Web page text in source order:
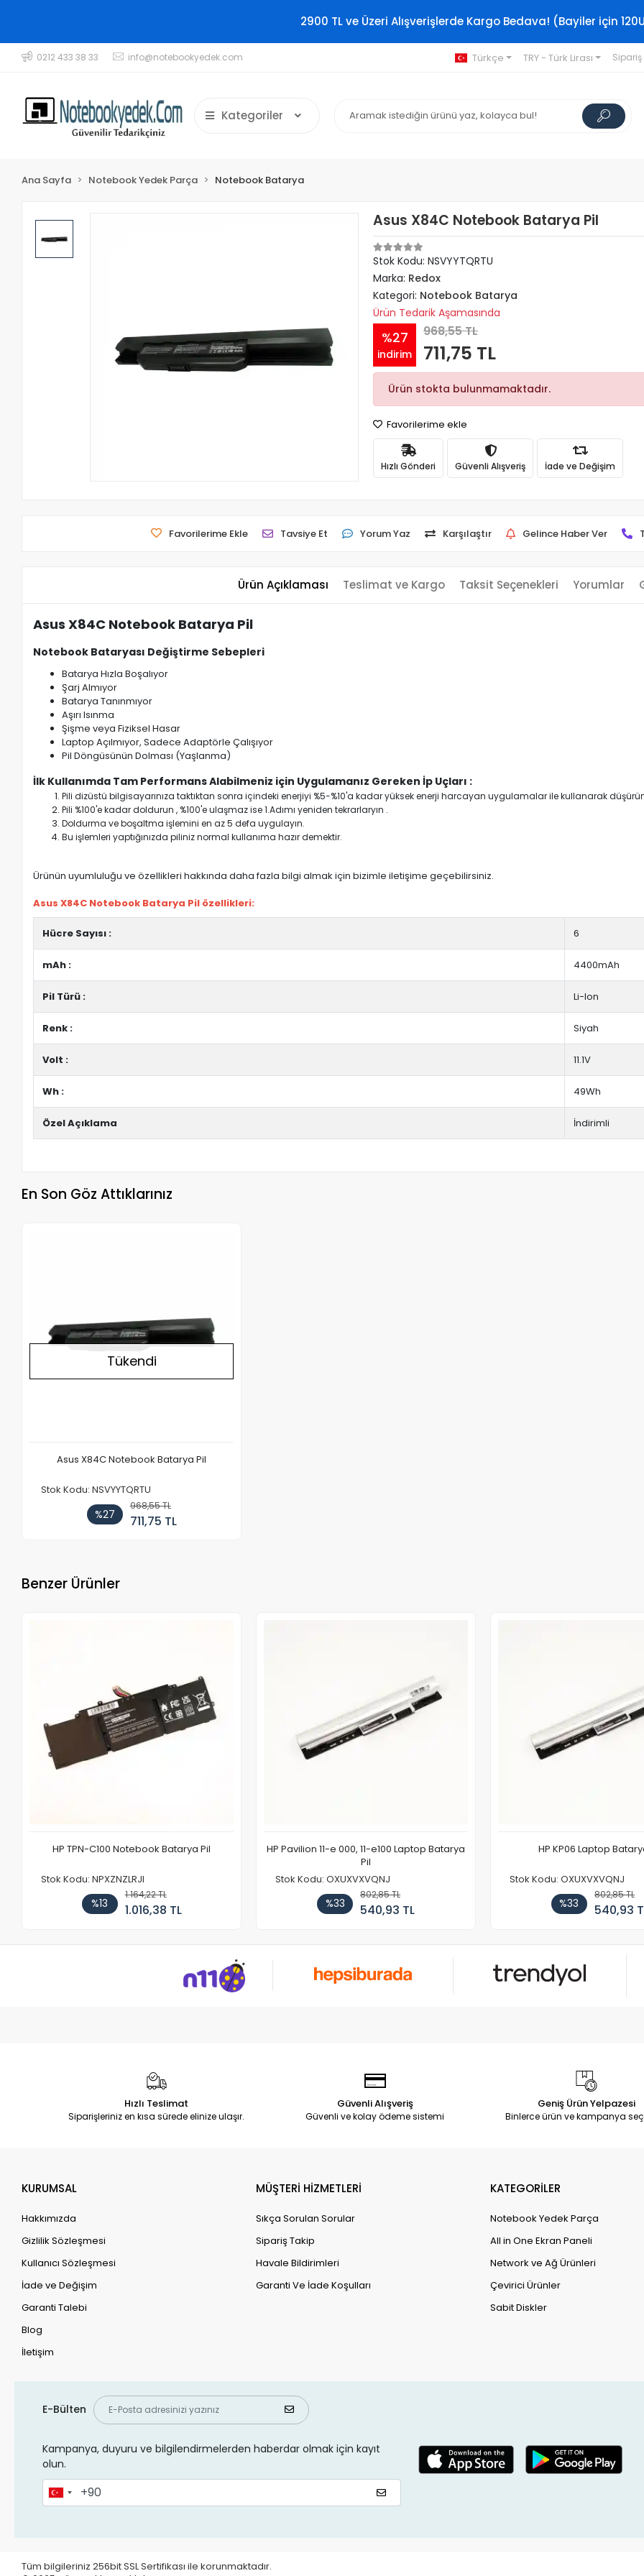
2900 TL ve Üzeri Alışverişlerde Kargo Bedava! (Bayiler için
0212 433 38 33 info@notebookyedek.com Türkçe TRY - Türk Lirası
Kategoriler
Ana Sayfa Notebook Yedek Parça Notebook Batarya
Asus X84C Notebook Batarya Pil
Stok Kodu: NSVYYTQRTU
Marka: Redox
Kategori: Notebook Batarya
Ürün Tedarik Aşamasında
%27
indirim
968,55 TL
711,75 TL
Ürün stokta bulunmamaktadır.
Favorilerime ekle
Hızlı Gönderi Güvenli Alışveriş İade ve Değişim
Favorilerime Ekle Tavsiye Et Yorum Yaz Karşılaştır Gelince Haber Ver
Ürün Açıklaması Teslimat ve Kargo Taksit Seçenekleri Yorumlar
Asus X84C Notebook Batarya Pil
Notebook Bataryası Değiştirme Sebepleri
Batarya Hızla Boşalıyor
Şarj Almıyor
Batarya Tanınmıyor
Aşırı Isınma
Şişme veya Fiziksel Hasar
Laptop Açılmıyor, Sadece Adaptörle Çalışıyor
Pil Döngüsünün Dolması (Yaşlanma)
İlk Kullanımda Tam Performans Alabilmeniz için Uygulamanız Gereken İp Uçları :
Pili dizüstü bilgisayarınıza taktıktan sonra içindeki enerjiyi %5-%10'a kadar yüksek enerji harcayan uygulamalar ile kullanarak
Pili %100'e kadar doldurun , %100'e ulaşmaz ise 1.Adımı yeniden tekrarlaryın .
Doldurma ve boşaltma işlemini en az 5 defa uygulayın.
Bu işlemleri yaptığınızda piliniz normal kullanıma hazır demektir.
Ürünün uyumluluğu ve özellikleri hakkında daha fazla bilgi almak için bizimle iletişime geçebilirsiniz.
Asus X84C Notebook Batarya Pil özellikleri:
Hücre Sayısı : 6
mAh : 4400mAh
Pil Türü : Li-Ion
Renk : Siyah
Volt : 11.1V
Wh : 49Wh
Özel Açıklama İndirimli
En Son Göz Attıklarınız
Tükendi
Asus X84C Notebook Batarya Pil
Stok Kodu: NSVYYTQRTU
%27
968,55 TL
711,75 TL
Benzer Ürünler
HP TPN-C100 Notebook Batarya Pil
Stok Kodu: NPXZNZLRJI
%13
1.164,22 TL
1.016,38 TL
HP Pavilion 11-e 000, 11-e100 Laptop Batarya
Pil
Stok Kodu: OXUXVXVQNJ
%33
802,85 TL
540,93 TL
HP KP06 Laptop
Stok Kodu: OXUXVXVQNJ
%33
802,85 TL
540,93
Hızlı Teslimat
Siparişleriniz en kısa sürede elinize ulaşır.
Güvenli Alışveriş
Güvenli ve kolay ödeme sistemi
Geniş Ürün Yelpazesi
Binlerce ürün ve kampanya
KURUMSAL
Hakkımızda
Gizlilik Sözleşmesi
Kullanıcı Sözleşmesi
İade ve Değişim
Garanti Talebi
Blog
İletişim
MÜŞTERİ HİZMETLERİ
Sıkça Sorulan Sorular
Sipariş Takip
Havale Bildirimleri
Garanti Ve İade Koşulları
KATEGORİLER
Notebook Yedek Parça
All in One Ekran Paneli
Network ve Ağ Ürünleri
Çevirici Ürünler
Sabit Diskler
E-Bülten
Kampanya, duyuru ve bilgilendirmelerden haberdar olmak için kayıt
olun.
Tüm bilgileriniz 256bit SSL Sertifikası ile korunmaktadır.